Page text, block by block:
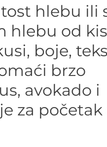
hlebu ili
hlebu od
boje,
brzo
avokado i
za početak